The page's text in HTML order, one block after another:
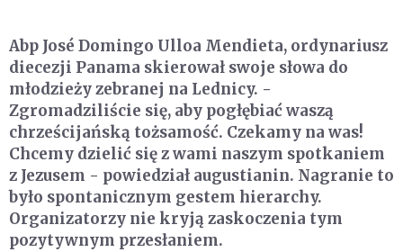
Abp José Domingo Ulloa Mendieta, ordynariusz
diecezji Panama skierował swoje słowa do
młodzieży zebranej na Lednicy. -
Zgromadziliście się, aby pogłębiać waszą
chrześcijańską tożsamość. Czekamy na was!
Chcemy dzielić się z wami naszym spotkaniem
z Jezusem - powiedział augustianin. Nagranie to
było spontanicznym gestem hierarchy.
Organizatorzy nie kryją zaskoczenia tym
pozytywnym przesłaniem.